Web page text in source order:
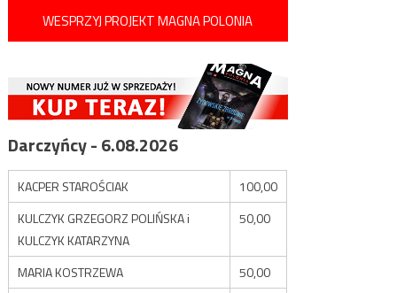
WESPRZYJ PROJEKT MAGNA POLONIA
Darczyńcy - 6.08.2026
KACPER STAROŚCIAK
100,00
KULCZYK GRZEGORZ POLIŃSKA i
KULCZYK KATARZYNA
50,00
MARIA KOSTRZEWA 50,00